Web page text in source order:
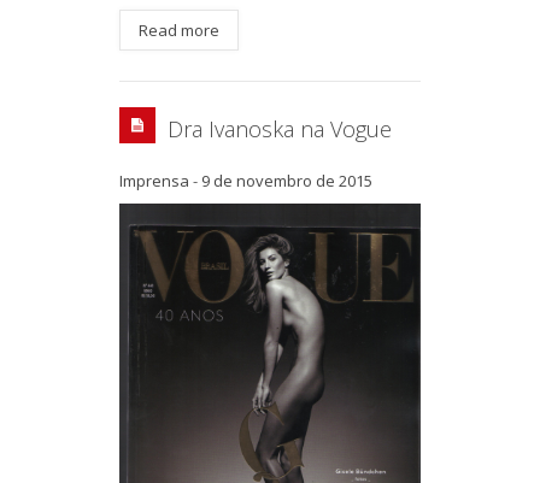
Read more
Dra Ivanoska na Vogue
Imprensa - 9 de novembro de 2015